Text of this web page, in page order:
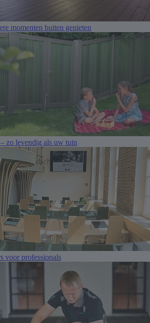
momenten buiten genieten
zo levendig als uw tuin
voor professionals